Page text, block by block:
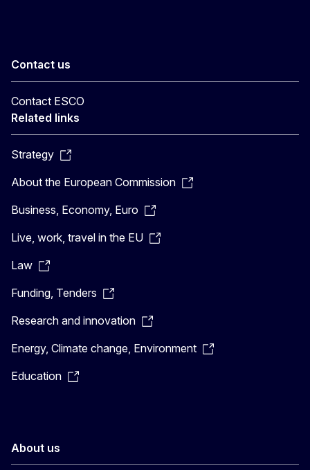
Contact us
Contact ESCO
Related links
Strategy
About the European Commission
Business, Economy, Euro
Live, work, travel in the EU
Law
Funding, Tenders
Research and innovation
Energy, Climate change, Environment
Education
About us